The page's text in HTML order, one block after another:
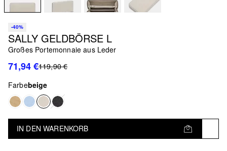
-40%
SALLY GELDBÖRSE L
Großes Portemonnaie aus Leder
71,94 €119,90 €
Farbebeige
IN DEN WARENKORB